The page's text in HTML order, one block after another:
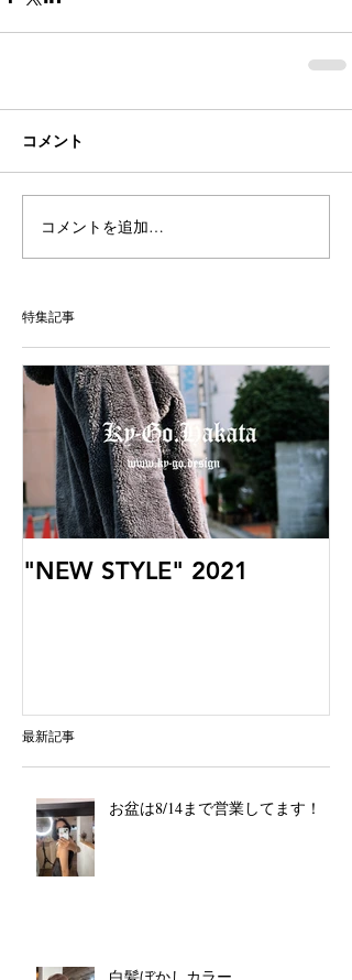
コメント
コメントを追加…
特集記事
"NEW STYLE" 2021
最新記事
お盆は8/14まで営業してます！